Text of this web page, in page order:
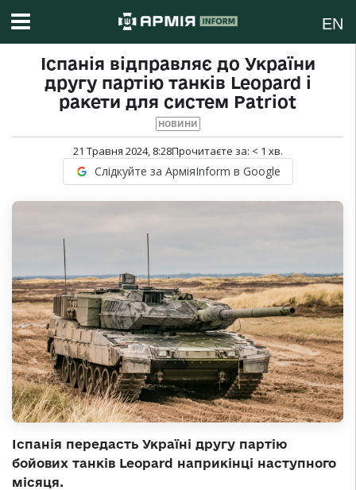
EN
Іспанія відправляє до України
другу партію танків Leopard і
ракети для систем Patriot
НОВИНИ
21 Травня 2024, 8:28Прочитаєте за: < 1 хв.
Слідкуйте за АрміяInform в Google
Іспанія передасть Україні другу партію
бойових танків Leopard наприкінці наступного
місяця.